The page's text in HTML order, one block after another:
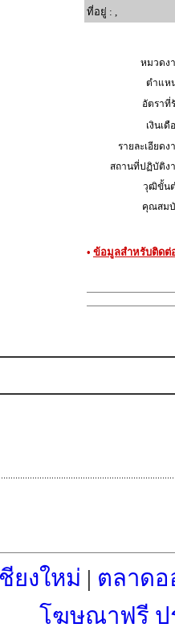
ที่อยู่ : ,
หมวดง
ตำแห
อัตราที่
เงินเดื
รายละเอียดง
สถานที่ปฏิบัติง
วุฒิขั้น
คุณสม
• ข้อมูลสำหรับติดต่
ยงใหม่ | ตลาด
โฆษณาฟรี ป